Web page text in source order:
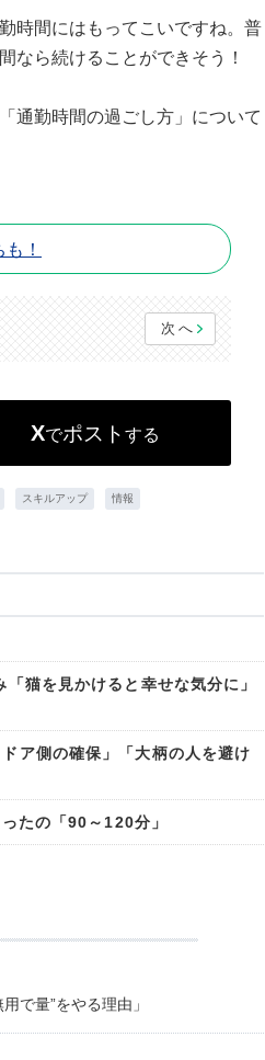
時間にはもってこいですね。普
なら続けることができそう！
通勤時間の過ごし方」について
！
次へ
Xでポスト する
スキルアップ 情報
猫を見かけると幸せな気分に」
ア側の確保」「大柄の人を避け
たの「90～120分」
で量”をやる理由」